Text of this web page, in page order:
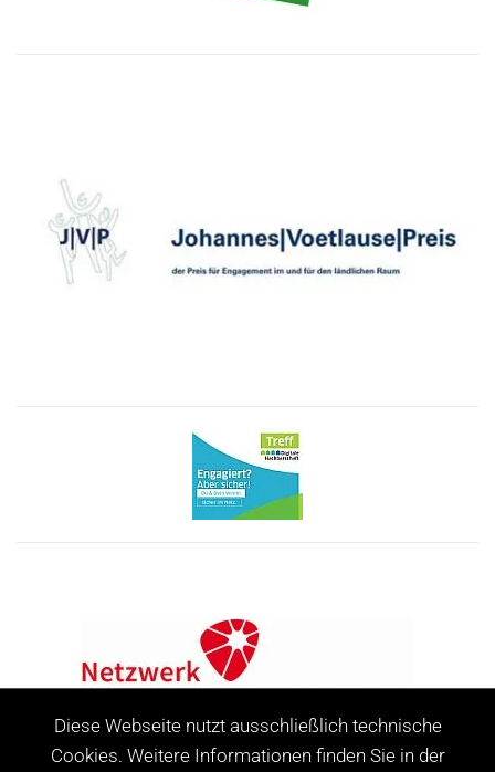
Diese Webseite nutzt ausschließlich technische
Cookies. Weitere Informationen finden Sie in der